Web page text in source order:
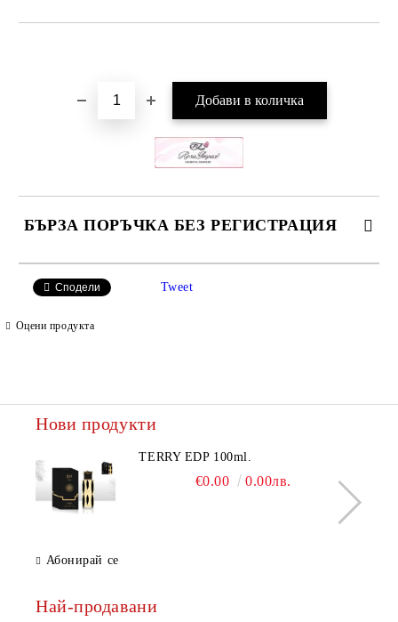
БЪРЗА ПОРЪЧКА БЕЗ РЕГИСТРАЦИЯ
Сподели Tweet
Оцени продукта
Нови продукти
TERRY EDP 100ml.
€0.00 0.00лв.
Абонирай се
Най-продавани